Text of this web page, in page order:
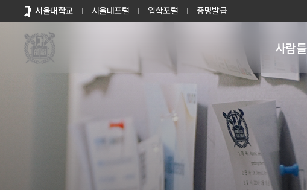
바로가기
메뉴
서울대학교 서울대포털 입학포털 증명발급
사람들